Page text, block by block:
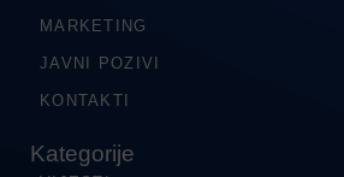
MARKETING
JAVNI POZIVI
KONTAKTI
Kategorije